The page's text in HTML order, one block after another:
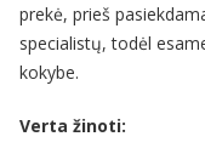
prekė, prieš
specialistų, todėl
kokybe.
Verta žinoti: